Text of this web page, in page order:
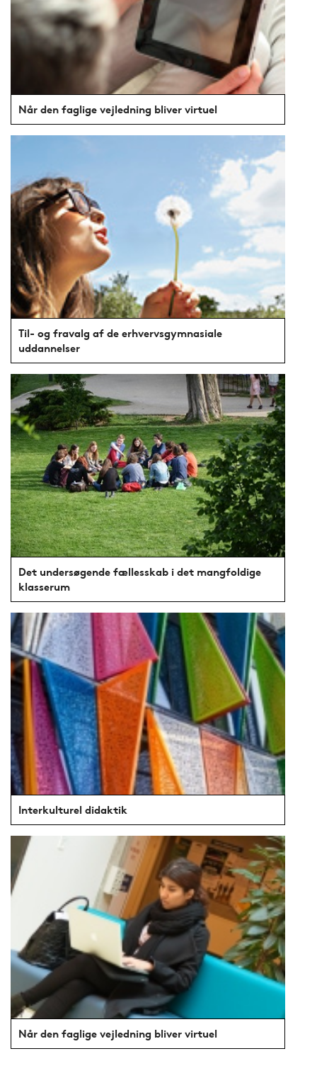
Når den faglige vejledning bliver virtuel
Til- og fravalg af de erhvervsgymnasiale
uddannelser
Det undersøgende fællesskab i det mangfoldige
klasserum
Interkulturel didaktik
Når den faglige vejledning bliver virtuel